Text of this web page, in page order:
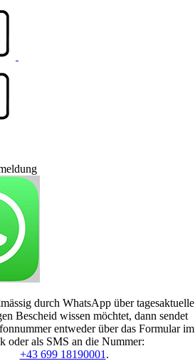
durch WhatsApp über tagesaktuelle
Bescheid wissen möchtet, dann sendet
entweder über das Formular im
oder als SMS an die Nummer:
+43 699 18190001 .